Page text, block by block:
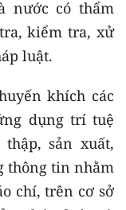
nước có thẩm
kiểm tra, xử
luật.
khích các
dụng trí tuệ
sản xuất,
thông tin nhằm
chí, trên cơ sở